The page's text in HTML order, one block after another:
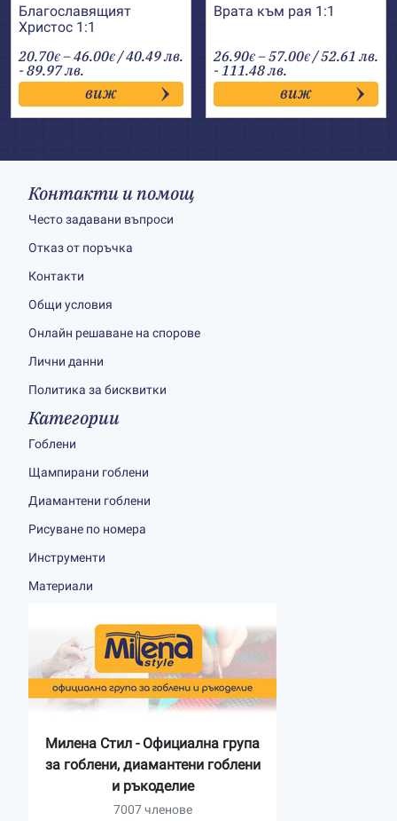
Благославящият
Христос 1:1
20.70€ –46.00€Price
range:
20.70€
through
46.00€
/ 40.49 лв.
- 89.97 лв.
виж
Врата към рая 1:1
26.90€ –57.00€Price
range:
26.90€
through
57.00€
/ 52.61 лв.
- 111.48 лв.
виж
Контакти и помощ
Често задавани въпроси
Отказ от поръчка
Контакти
Общи условия
Онлайн решаване на спорове
Лични данни
Политика за бисквитки
Категории
Гоблени
Щампирани гоблени
Диамантени гоблени
Рисуване по номера
Инструменти
Материали
Милена Стил - Официална група
за гоблени, диамантени гоблени
и ръкоделие
7007 членове